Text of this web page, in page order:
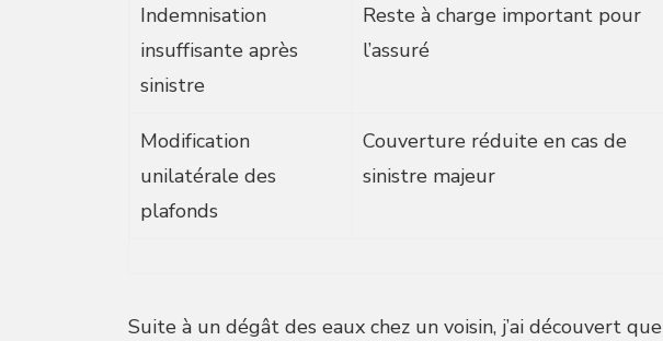
Indemnisation
insuffisante après
sinistre
Reste à charge important pour
l’assuré
Modification
unilatérale des
plafonds
Couverture réduite en cas de
sinistre majeur
Suite à un dégât des eaux chez un voisin, j’ai découvert que